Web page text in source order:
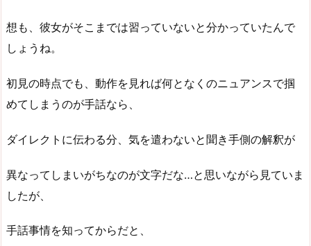
想も、彼女がそこまでは習っていないと分かっていたんで
しょうね。
初見の時点でも、動作を見れば何となくのニュアンスで掴
めてしまうのが手話なら、
ダイレクトに伝わる分、気を遣わないと聞き手側の解釈が
異なってしまいがちなのが文字だな…と思いながら見ていま
したが、
手話事情を知ってからだと、